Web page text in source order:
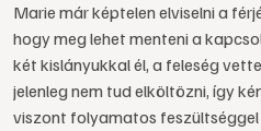
Marie már képtelen elviselni a
hogy meg lehet menteni a
két kislányukkal él, a feleség
jelenleg nem tud elköltözni, így
viszont folyamatos